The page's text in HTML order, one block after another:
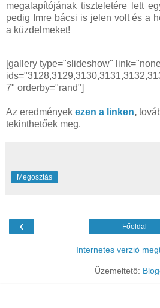
megalapítójának tiszteletére lett
pedig Imre bácsi is jelen volt és a
a küzdelmeket!
[gallery type="slideshow"
7" orderby="rand"]
Az eredmények ezen a linken,
tekinthetőek meg.
Megosztás
‹ Főoldal
Internetes verzió
Üzemeltető: